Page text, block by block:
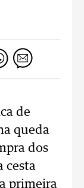
de
queda
dos
cesta
primeira